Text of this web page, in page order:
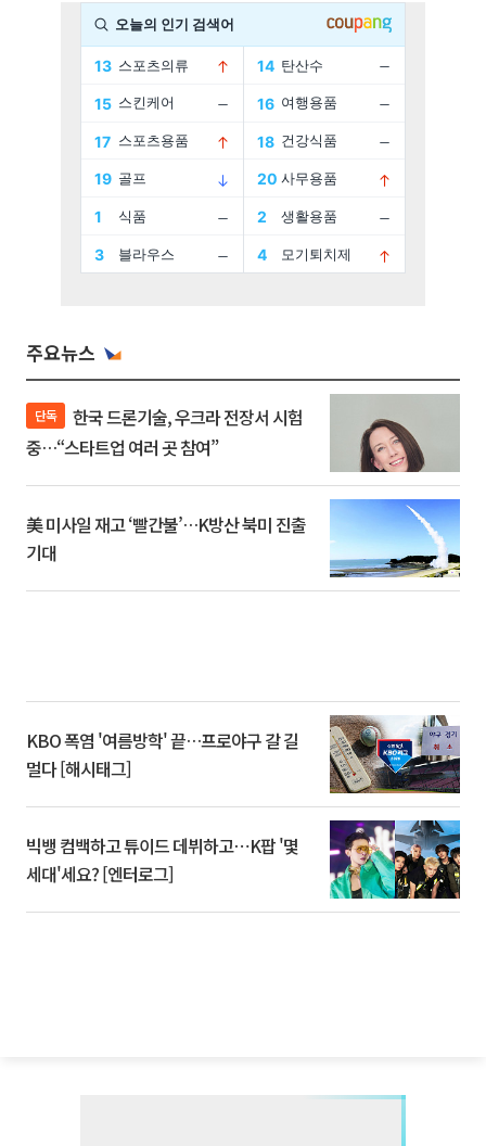
주요뉴스
단독
중…“스타트업 여러 곳 참여”
美 미사일 재고 ‘빨간불’…K방산 북미 진출
기대
KBO 폭염 '여름방학' 끝…프로야구 갈 길
멀다 [해시태그]
빅뱅 컴백하고 튜이드 데뷔하고⋯K팝 '몇
세대'세요? [엔터로그]